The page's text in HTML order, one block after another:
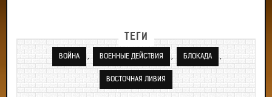
ТЕГИ
ВОЙНА , ВОЕННЫЕ ДЕЙСТВИЯ , БЛОКАДА ,
ВОСТОЧНАЯ ЛИВИЯ